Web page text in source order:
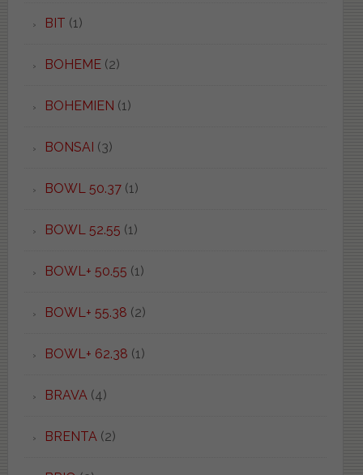
BIT (1)
BOHEME(2)
BOHEMIEN (1)
BONSAI (3)
BOWL 50.37(1)
BOWL 52.55 (1)
BOWL+ 50.55 (1)
BOWL+ 55.38 (2)
BOWL+ 62.38 (1)
BRAVA(4)
BRENTA(2)